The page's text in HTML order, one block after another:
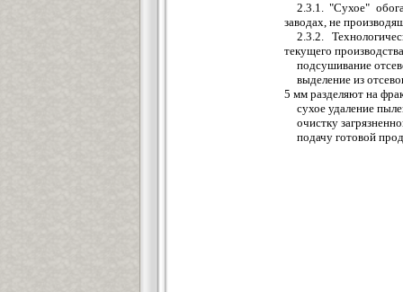
2.3.1. "Сухое"
заводах, не
2.3.2.
текущего
подсушивание
выделение из
5 мм разделяют на
сухое удаление
очистку
подачу готовой